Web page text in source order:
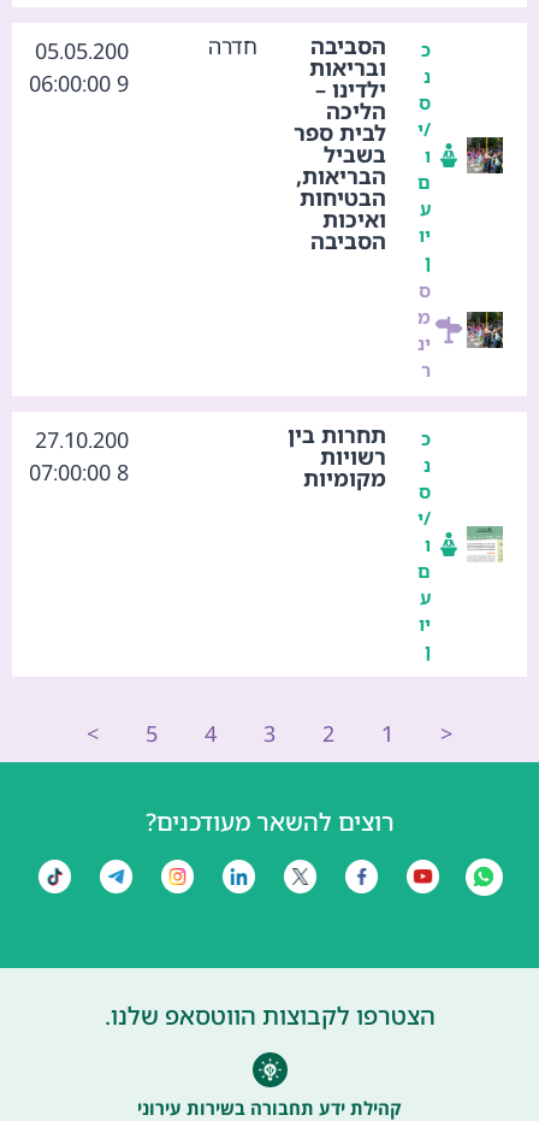
כ
נ
ס
/י
ו
ם
ע
יו
ן
ס
מ
ינ
ר
הסביבה
ובריאות
ילדינו –
הליכה
לבית ספר
בשביל
הבריאות,
הבטיחות
ואיכות
הסביבה
חדרה
05.05.200
9 06:00:00
כ
נ
ס
/י
ו
ם
ע
יו
ן
תחרות בין
רשויות
מקומיות
27.10.200
8 07:00:00
<
1
2
3
4
5
>
רוצים להשאר מעודכנים?
הצטרפו לקבוצות הווטסאפ שלנו.
קהילת ידע תחבורה בשירות עירוני